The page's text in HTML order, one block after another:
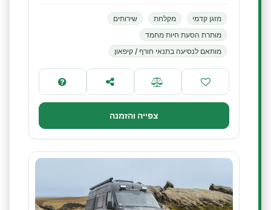
מזגן קדמי מקלחת
שירותים
מותרת הסעת חיות מחמד
מותאם לנסיעה בתנאי חורף / קיפאון
צפייה והזמנה